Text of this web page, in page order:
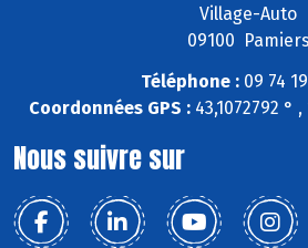
Village-Auto
09100 Pamiers
Téléphone : 09 74
Coordonnées GPS : 43,1072792 °
Nous suivre sur